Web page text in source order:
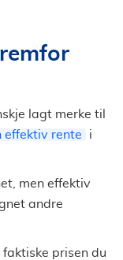
lagt merke til
effektiv rente
i
men effektiv
andre
faktiske prisen du